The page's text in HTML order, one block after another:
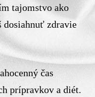
tajomstvo ako
dosiahnuť zdravie
čas
prípravkov a diét.